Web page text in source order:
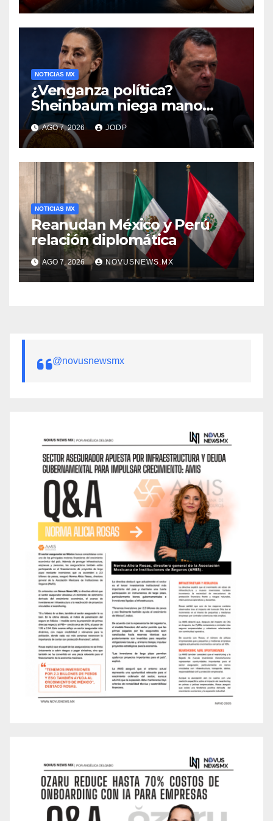
NOTICIAS MX
¿Venganza política?
Sheinbaum niega mano
negra en captura de Ángel
Aguirre
AGO 7, 2026 JODP
NOTICIAS MX
Reanudan México y Perú
relación diplomática
AGO 7, 2026 NOVUSNEWS.MX
@novusnewsmx